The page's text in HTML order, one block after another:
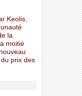
Keolis,
la
moitié
prix des